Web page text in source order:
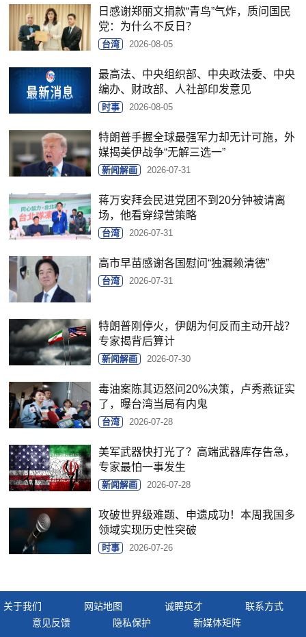
日感谢郑丽文捐款“青鸟”气炸，质问国民
党：为什么不反日？
台湾 2026-08-05
最高法、中央组织部、中央政法委、中央
编办、财政部、人社部印发意见
时事 2026-08-05
特朗普手握全球最强军力却无计可施，外
媒揭美伊战争“无解三选一”
新闻解画 2026-07-31
蒋万安拜会民进党团不到20分钟被请离
场，他看穿绿营策略
台湾 2026-07-31
高市早苗感谢各国慰问“独漏赖清德”
台湾 2026-07-31
特朗普刚停火，伊朗为何反而主动开战？
专家揭背后算计
新闻解画 2026-07-30
毒油案陈其迈怒问20%决策，卢秀燕证实
了，曝台湾当局有内鬼
台湾 2026-07-28
美军武器快打光了？高端武器库存告急，
专家最怕一事发生
新闻解画 2026-07-28
攻破世界级难题、申遗成功！本周我国多
领域实现历史性突破
时事 2026-07-26
关于我们 网站地图 诚聘英才
联系方式
意见反馈
隐私保护 新媒体矩阵